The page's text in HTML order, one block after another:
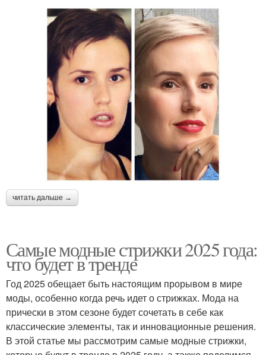
читать дальше →
Самые модные стрижки 2025 года:
что будет в тренде
Год 2025 обещает быть настоящим прорывом в мире
моды, особенно когда речь идет о стрижках. Мода на
прически в этом сезоне будет сочетать в себе как
классические элементы, так и инновационные решения.
В этой статье мы рассмотрим самые модные стрижки,